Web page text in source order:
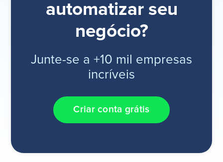
automatizar seu
negócio?
Junte-se a +10 mil empresas
incríveis
Criar conta grátis